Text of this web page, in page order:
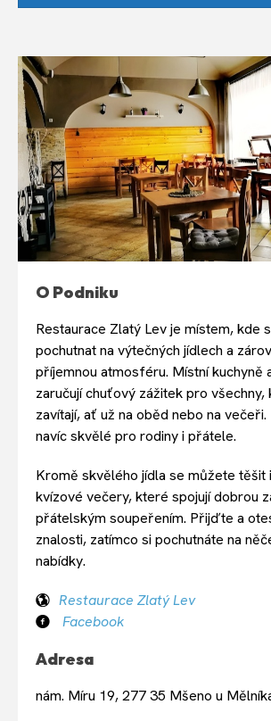
O Podniku
Restaurace Zlatý Lev je místem, kde
pochutnat na výtečných jídlech a
příjemnou atmosféru. Místní kuchyně
zaručují chuťový zážitek pro všechny,
zavítají, ať už na oběd nebo na
navíc skvělé pro rodiny i přátele.
Kromě skvělého jídla se můžete těšit
kvízové večery, které spojují dobrou
přátelským soupeřením. Přijďte a
znalosti, zatímco si pochutnáte na
nabídky.
Restaurace Zlatý Lev
Facebook
Adresa
nám. Míru 19, 277 35 Mšeno u